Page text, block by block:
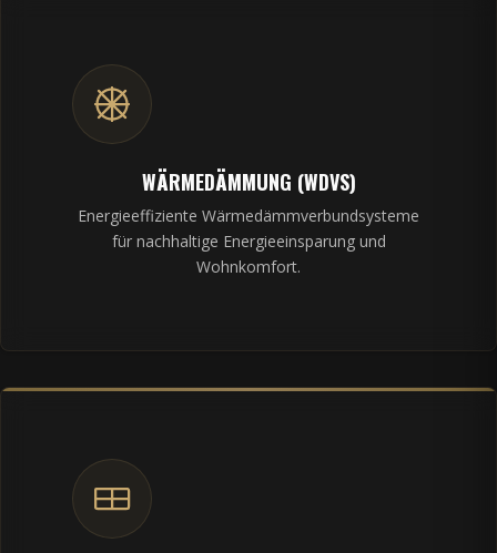
WÄRMEDÄMMUNG (WDVS)
Energieeffiziente Wärmedämmverbundsysteme
für nachhaltige Energieeinsparung und
Wohnkomfort.